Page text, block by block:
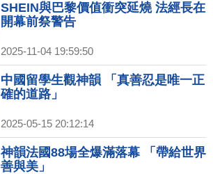
SHEIN與巴黎價值衝突延燒 法經長在
開幕前祭警告
2025-11-04 19:59:50
中國留學生觀神韻 「真善忍是唯一正
確的道路」
2025-05-15 20:12:14
神韻法國88場全爆滿落幕 「帶給世界
善與美」